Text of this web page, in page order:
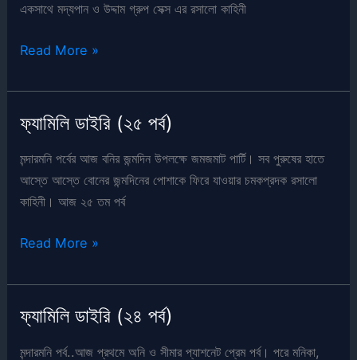
একসাথে মদ্যপান ও উদ্দাম গ্রুপ সেক্স এর রসালো কাহিনী
ফ্যামিলি
(শেষ
Read More »
ফ্যামিলি ডাইরি (২৫ পর্ব)
মন্দারমনি পর্বের আজ বনির জন্মদিন উপলক্ষে জমজমাট পার্টি। সব পুরুষের হাতে
আস্তে আস্তে বোনের জন্মদিনের পোশাকে ফিরে যাওয়ার চমকপ্রদক রসালো
কাহিনী। আজ ২৫ তম পর্ব
ফ্যামিলি
(২৫
Read More »
ফ্যামিলি ডাইরি (২৪ পর্ব)
মন্দারমনি পর্ব..আজ প্রথমে অনি ও সীমার প্যাশনেট প্রেম পর্ব। পরে মনিকা,